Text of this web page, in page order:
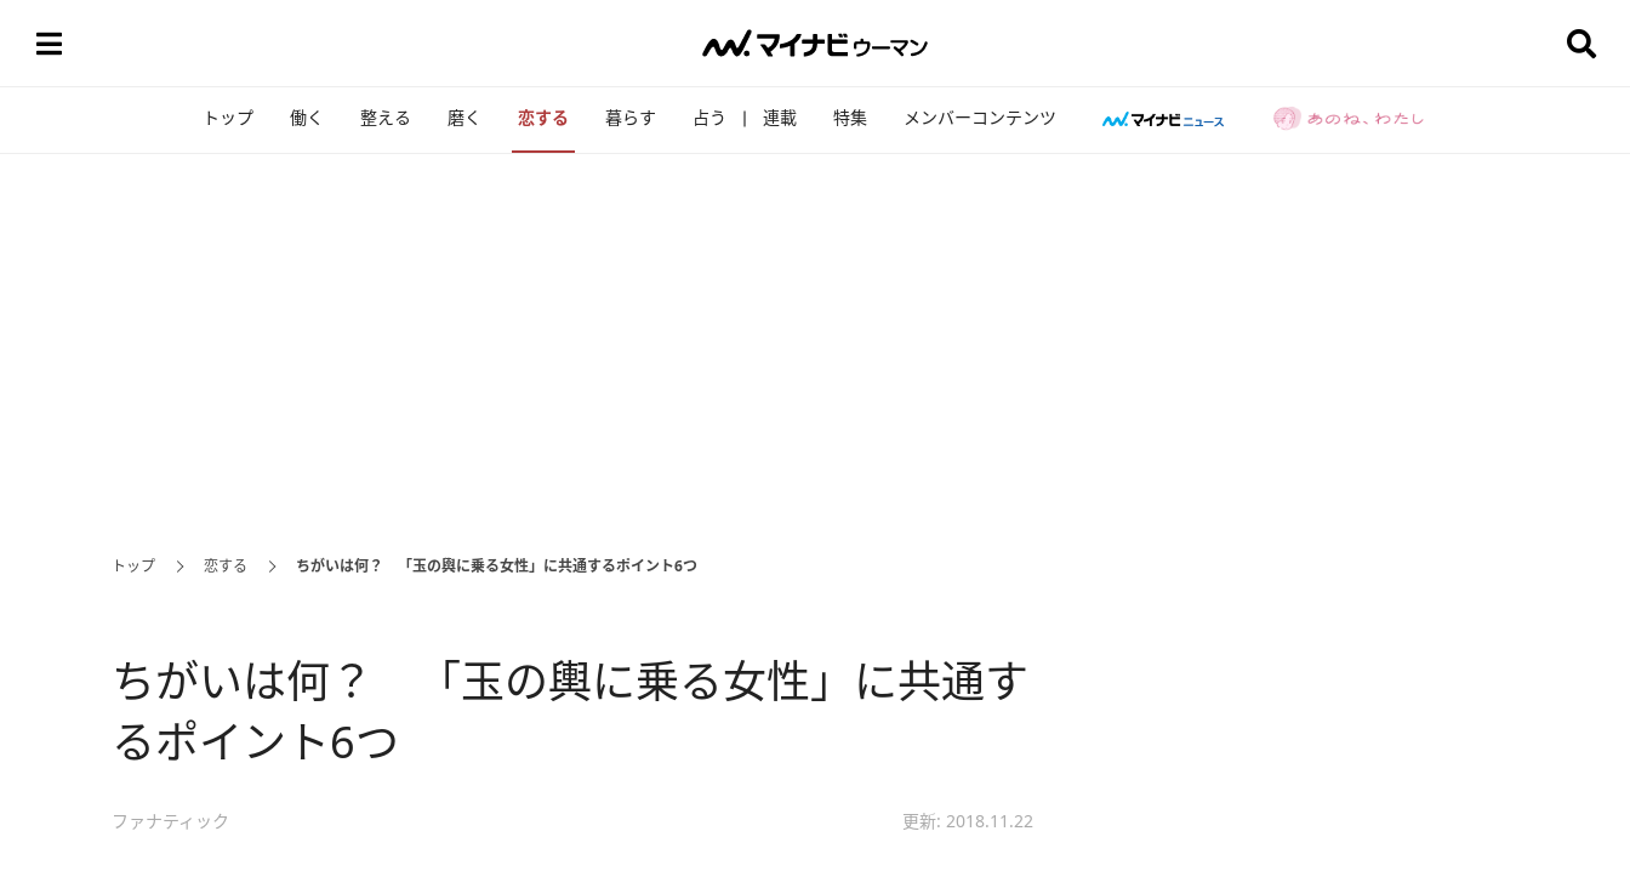
トップ 働く 整える 磨く 恋する 暮らす 占う 連載 特集 メンバーコンテンツ
トップ 恋する ちがいは何？ 「玉の輿に乗る女性」に共通するポイント6つ
ちがいは何？ 「玉の輿に乗る女性」に共通す
るポイント6つ
ファナティック 更新: 2018.11.22